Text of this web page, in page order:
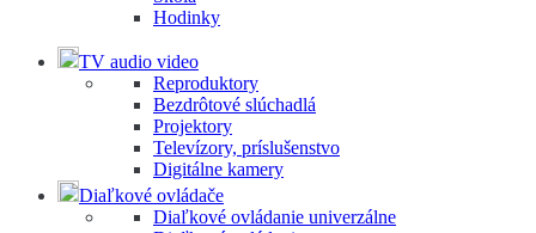
Hodinky
TV audio video
Reproduktory
Bezdrôtové slúchadlá
Projektory
Televízory, príslušenstvo
Digitálne kamery
Diaľkové ovládače
Diaľkové ovládanie univerzálne